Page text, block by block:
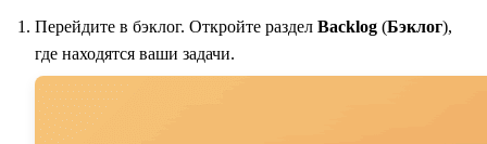
Перейдите в бэклог. Откройте раздел Backlog (Бэклог),
где находятся ваши задачи.